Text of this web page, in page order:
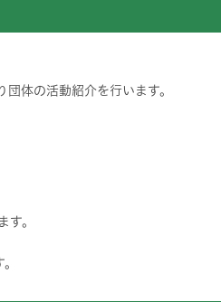
体の活動紹介を行います。
す。